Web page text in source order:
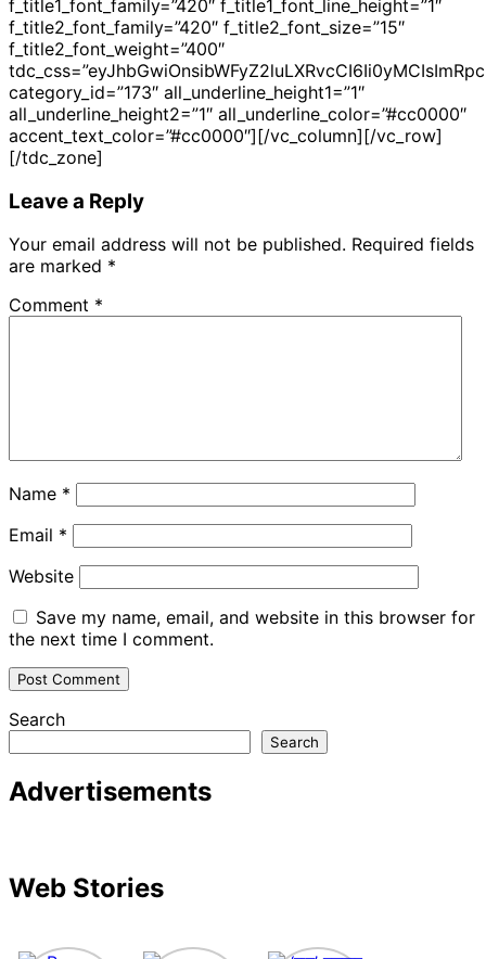
Leave a Reply
Your email address will not be published. Required fields
are marked *
Comment *
Name *
Email *
Website
Save my name, email, and website in this browser for
the next time I comment.
Search
Search
Advertisements
Web Stories